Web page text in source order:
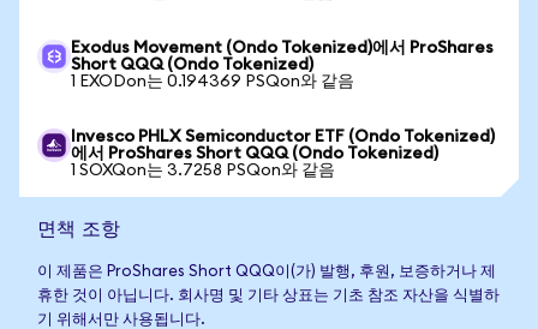
Exodus Movement (Ondo Tokenized)에서 ProShares
Short QQQ (Ondo Tokenized)
1 EXODon는 0.194369 PSQon와 같음
Invesco PHLX Semiconductor ETF (Ondo Tokenized)
에서 ProShares Short QQQ (Ondo Tokenized)
1 SOXQon는 3.7258 PSQon와 같음
면책 조항
이 제품은 ProShares Short QQQ이(가) 발행, 후원, 보증하거나 제
휴한 것이 아닙니다. 회사명 및 기타 상표는 기초 참조 자산을 식별하
기 위해서만 사용됩니다.